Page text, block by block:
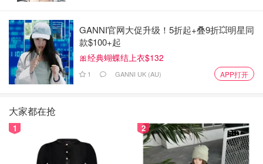
GANNI官网大促升级！5折起+叠9折💥明星同
款$100+起
🎀经典蝴蝶结上衣$132
1 GANNI UK (AU) APP打开
大家都在抢
1 2